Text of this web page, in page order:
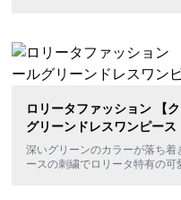
ロリータファッション 【
グリーンドレスワンピース
深いグリーンのカラーが落ち
ースの刺繍でロリータ特有の